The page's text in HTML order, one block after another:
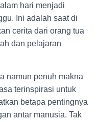
hari menjadi
Ini adalah saat di
cerita dari orang tua
dan pelajaran
namun penuh makna
terinspirasi untuk
betapa pentingnya
antar manusia. Tak